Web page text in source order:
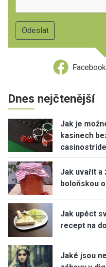
Facebook
Dnes nejčtenější
Jak je
kasinech
Jak uvařit a
boloňskou
Jak upéct
recept na
Jaké jsou